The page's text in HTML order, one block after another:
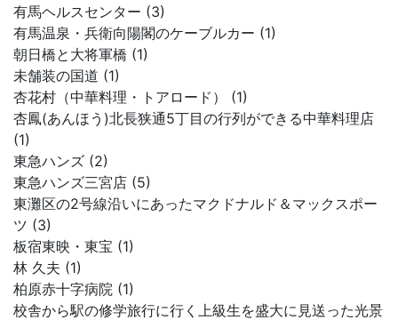
有馬ヘルスセンター (3)
有馬温泉・兵衛向陽閣のケーブルカー (1)
朝日橋と大将軍橋 (1)
未舗装の国道 (1)
杏花村（中華料理・トアロード） (1)
杏鳳(あんほう)北長狭通5丁目の行列ができる中華料理店
(1)
東急ハンズ (2)
東急ハンズ三宮店 (5)
東灘区の2号線沿いにあったマクドナルド＆マックスポー
ツ (3)
板宿東映・東宝 (1)
林 久夫 (1)
柏原赤十字病院 (1)
校舎から駅の修学旅行に行く上級生を盛大に見送った光景